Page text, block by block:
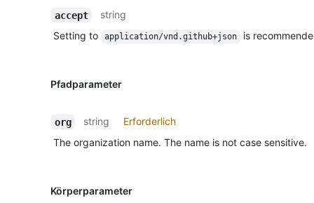
accept
string
Setting to
application/vnd.github+json is
Pfadparameter
org string
Erforderlich
The organization name. The name is not case sensitive.
Körperparameter